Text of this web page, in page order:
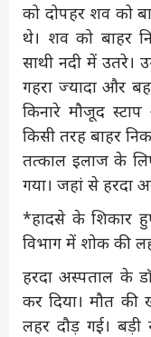
को दोपहर शव को
थे। शव को बाहर
साथी नदी में उतरे।
गहरा ज्यादा और
किनारे मौजूद
किसी तरह बाहर
तत्काल इलाज के लिए
गया। जहां से हरदा
*हादसे के शिकार
विभाग में शोक की
हरदा अस्पताल के
कर दिया। मौत
लहर दौड़ गई। बड़ी